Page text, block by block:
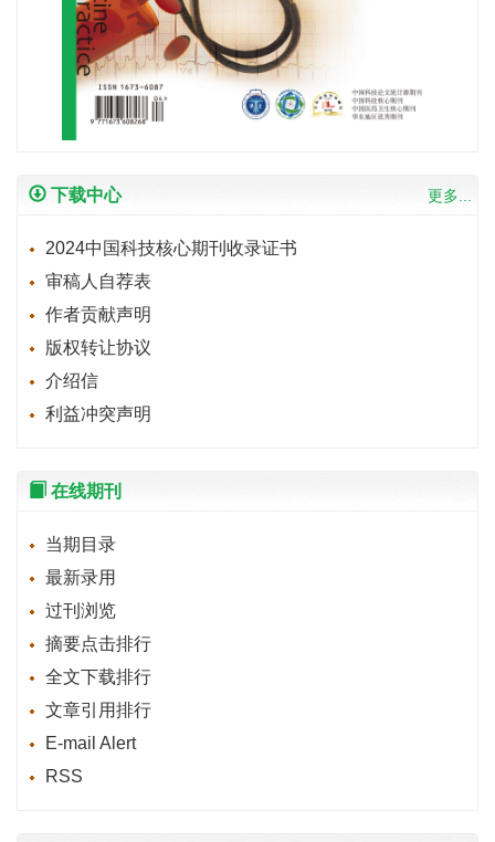
下载中心 更多...
2024中国科技核心期刊收录证书
审稿人自荐表
作者贡献声明
版权转让协议
介绍信
利益冲突声明
在线期刊
当期目录
最新录用
过刊浏览
摘要点击排行
全文下载排行
文章引用排行
E-mail Alert
RSS